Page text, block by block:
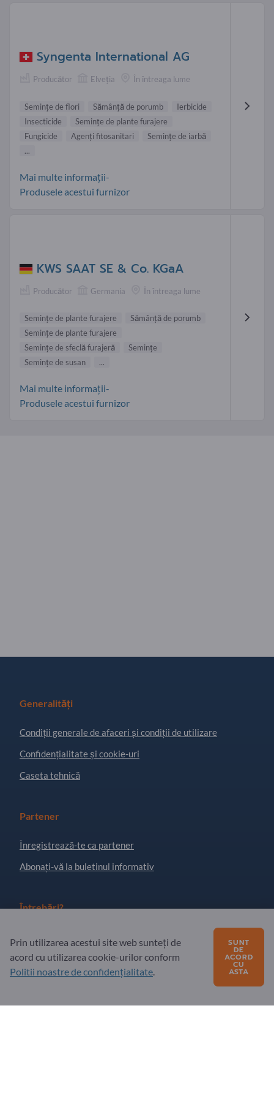
Syngenta International AG
Producător Elveţia În întreaga lume
Seminţe de flori Sămânţă de porumb
Ierbicide
Insecticide
Semințe de plante furajere
Fungicide
Agenți fitosanitari
Semințe de iarbă
...
Mai multe informații-
Produsele acestui furnizor
KWS SAAT SE & Co. KGaA
Producător Germania În întreaga lume
Semințe de plante furajere
Sămânţă de porumb
Semințe de plante furajere
Semințe de sfeclă furajeră
Seminţe
Semințe de susan
...
Mai multe informații-
Produsele acestui furnizor
Generalități
Condiţii generale de afaceri și condiții de utilizare
Confidențialitate și cookie-uri
Caseta tehnică
Partener
Înregistrează-te ca partener
Abonați-vă la buletinul informativ
Întrebări?
Oferta noastră de servicii
Despre noi
Prin utilizarea acestui site web sunteți de
acord cu utilizarea cookie-urilor conform
Politii noastre de confidențialitate.
SUNT
DE
ACORD
CU
ASTA